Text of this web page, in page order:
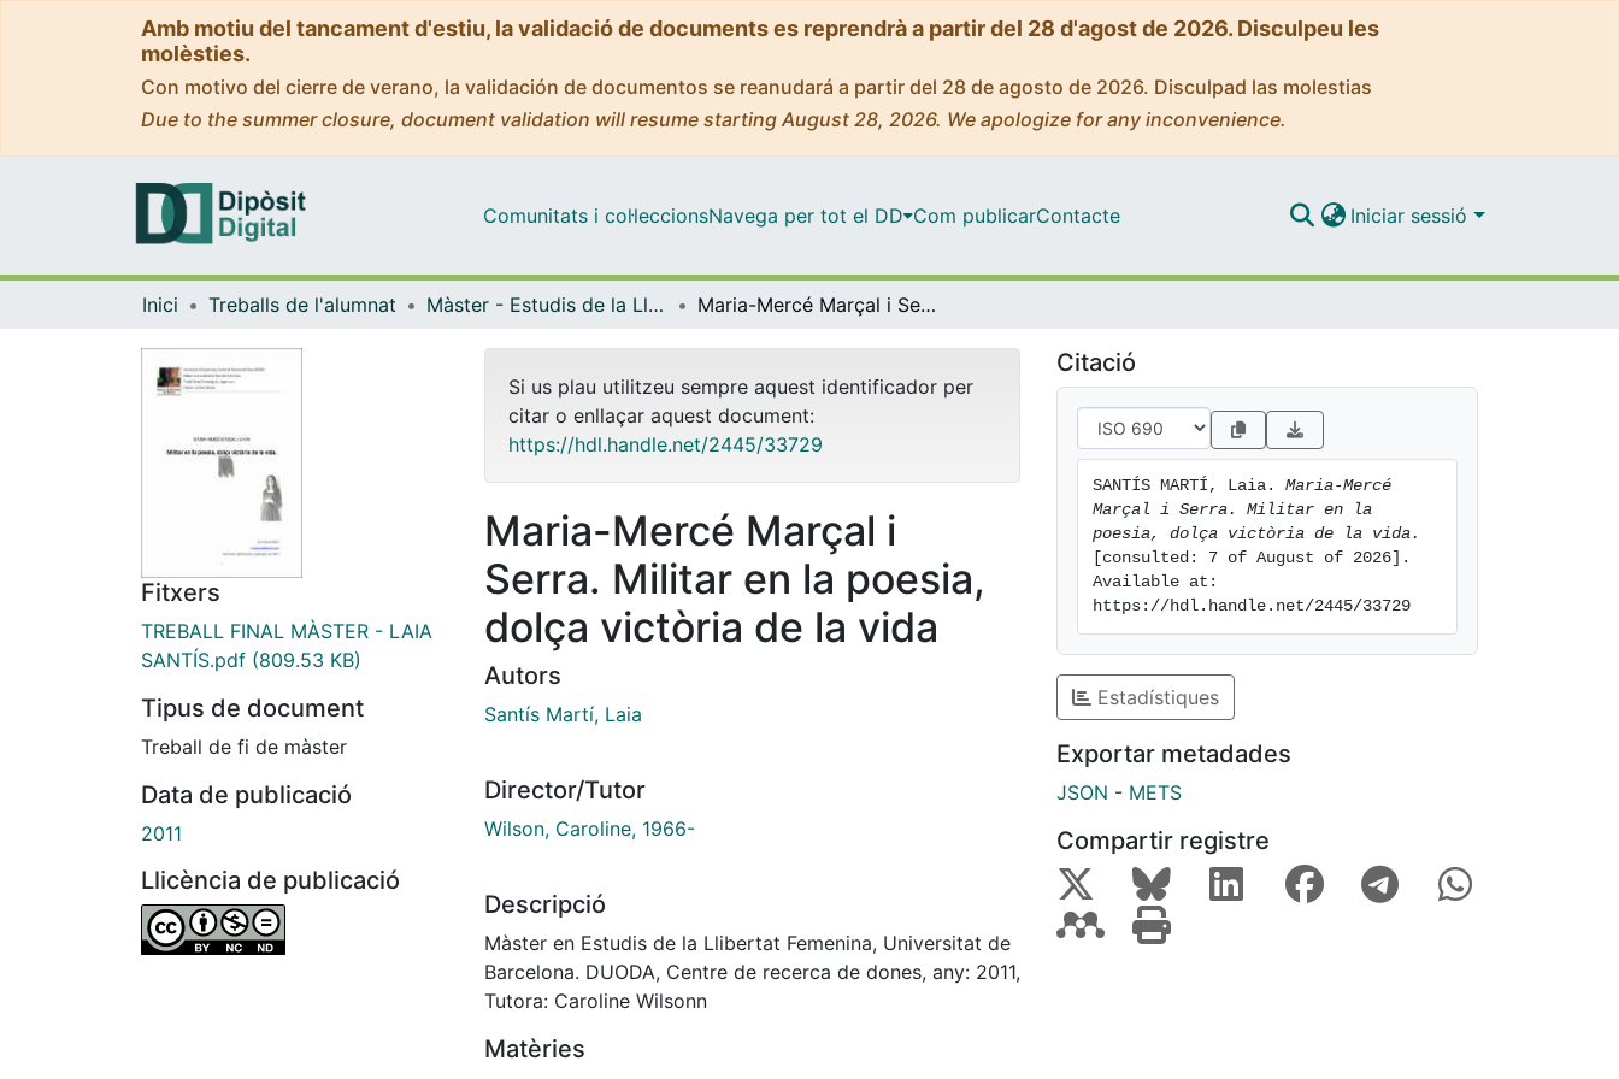
Amb motiu del tancament d'estiu, la validació de documents es reprendrà a partir del 28 d'agost de 2026. Disculpeu les
molèsties.
Con motivo del cierre de verano, la validación de documentos se reanudará a partir del 28 de agosto de 2026. Disculpad las molestias
Due to the summer closure, document validation will resume starting August 28, 2026. We apologize for any inconvenience.
Comunitats i col·leccionsNavega per tot el DD Com publicarContacte Iniciar sessió
Inici Treballs de l'alumnat Màster - Estudis de la Llibertat Femenina (DUODA - UB) Maria-Mercé Marçal i Serra. Militar en la poesia, dolça victòria de la vida
Fitxers
TREBALL FINAL MÀSTER - LAIA
SANTÍS.pdf (809.53 KB)
Tipus de document
Treball de fi de màster
Data de publicació
2011
Llicència de publicació
Si us plau utilitzeu sempre aquest identificador per
citar o enllaçar aquest document:
https://hdl.handle.net/2445/33729
Maria-Mercé Marçal i
Serra. Militar en la poesia,
dolça victòria de la vida
Autors
Santís Martí, Laia
Director/Tutor
Wilson, Caroline, 1966-
Descripció
Màster en Estudis de la Llibertat Femenina, Universitat de
Barcelona. DUODA, Centre de recerca de dones, any: 2011,
Tutora: Caroline Wilsonn
Matèries
Citació
SANTÍS MARTÍ, Laia. Maria-Mercé
Marçal i Serra. Militar en la
poesia, dolça victòria de la vida.
[consulted: 7 of August of 2026].
Available at:
https://hdl.handle.net/2445/33729
Estadístiques
Exportar metadades
JSON - METS
Compartir registre